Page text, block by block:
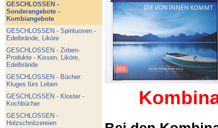
GESCHLOSSEN -
Sonderangebote -
Kombiangebote
GESCHLOSSEN - Spirituosen -
Edelbrände, Liköre
GESCHLOSSEN - Zirben-
Produkte - Kissen, Liköre,
Edelbrände
GESCHLOSSEN - Bücher:
Kluges fürs Leben
GESCHLOSSEN - Kloster -
Kochbücher
GESCHLOSSEN -
Holzschnitzereien